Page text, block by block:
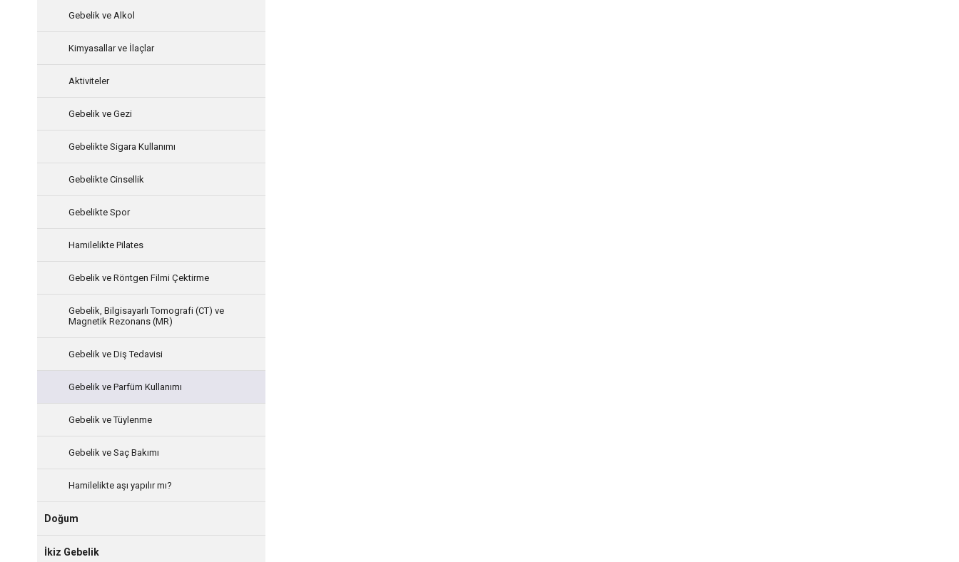
Gebelik ve Alkol
Kimyasallar ve İlaçlar
Aktiviteler
Gebelik ve Gezi
Gebelikte Sigara Kullanımı
Gebelikte Cinsellik
Gebelikte Spor
Hamilelikte Pilates
Gebelik ve Röntgen Filmi Çektirme
Gebelik, Bilgisayarlı Tomografi (CT) ve
Magnetik Rezonans (MR)
Gebelik ve Diş Tedavisi
Gebelik ve Parfüm Kullanımı
Gebelik ve Tüylenme
Gebelik ve Saç Bakımı
Hamilelikte aşı yapılır mı?
Doğum
İkiz Gebelik